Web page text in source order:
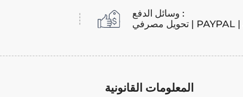
وسائل الدفع :
المعلومات القانونية